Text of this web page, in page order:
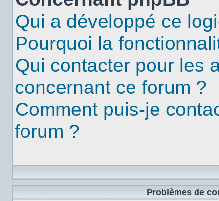
Qui a développé ce
Pourquoi la
Qui contacter pour les
concernant ce forum ?
Comment puis-je
forum ?
Problèmes de